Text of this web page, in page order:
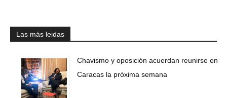
Las más leidas
Chavismo y oposición acuerdan reunirse en
Caracas la próxima semana